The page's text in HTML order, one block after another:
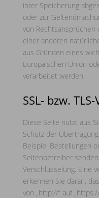
ihrer Speicherung
oder zur
von Rechtsansprüchen
einer anderen
aus Gründen eines
Europäischen Union
verarbeitet werden.
SSL- bzw.
Diese Seite nutzt aus
Schutz der
Beispiel Bestellungen
Seitenbetreiber
Verschlüsselung. Eine
erkennen Sie daran,
von „http://“ auf